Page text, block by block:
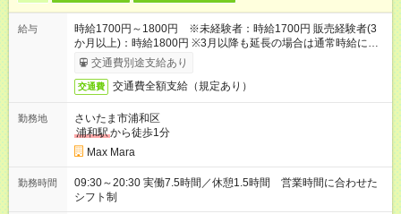
給与
時給1700円～1800円 ※未経験者：時給1700円 販売経験者(3
か月以上)：時給1800円 ※3月以降も延長の場合は通常時給に戻
ります交通費別途支給あり
交通費 交通費全額支給（規定あり）
勤務地
さいたま市浦和区
浦和駅から徒歩1分
Max Mara
勤務時間
09:30～20:30 実働7.5時間／休憩1.5時間 営業時間に合わせた
シフト制